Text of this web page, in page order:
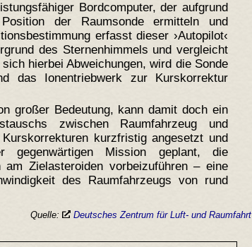
Bordcomputer, der aufgrund
der Raumsonde ermitteln und
erfasst dieser ›Autopilot‹
des Sternenhimmels und vergleicht
hierbei Abweichungen, wird die Sonde
das Ionentriebwerk zur Kurskorrektur
großer Bedeutung, kann damit doch ein
zwischen Raumfahrzeug und
kurzfristig angesetzt und
Mission geplant, die
Zielasteroiden vorbeizuführen – eine
des Raumfahrzeugs von rund
Quelle: Deutsches Zentrum für Luft- und Raumfahrt